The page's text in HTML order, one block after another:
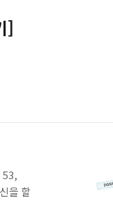
]
을 할